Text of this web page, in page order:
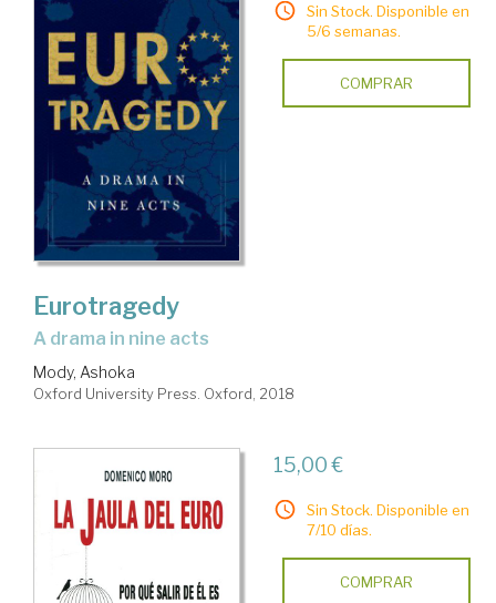
Sin Stock. Disponible en
5/6 semanas.
COMPRAR
Eurotragedy
a drama in nine acts
Mody, Ashoka
Oxford University Press. Oxford, 2018
15,00 €
Sin Stock. Disponible en
7/10 días.
COMPRAR